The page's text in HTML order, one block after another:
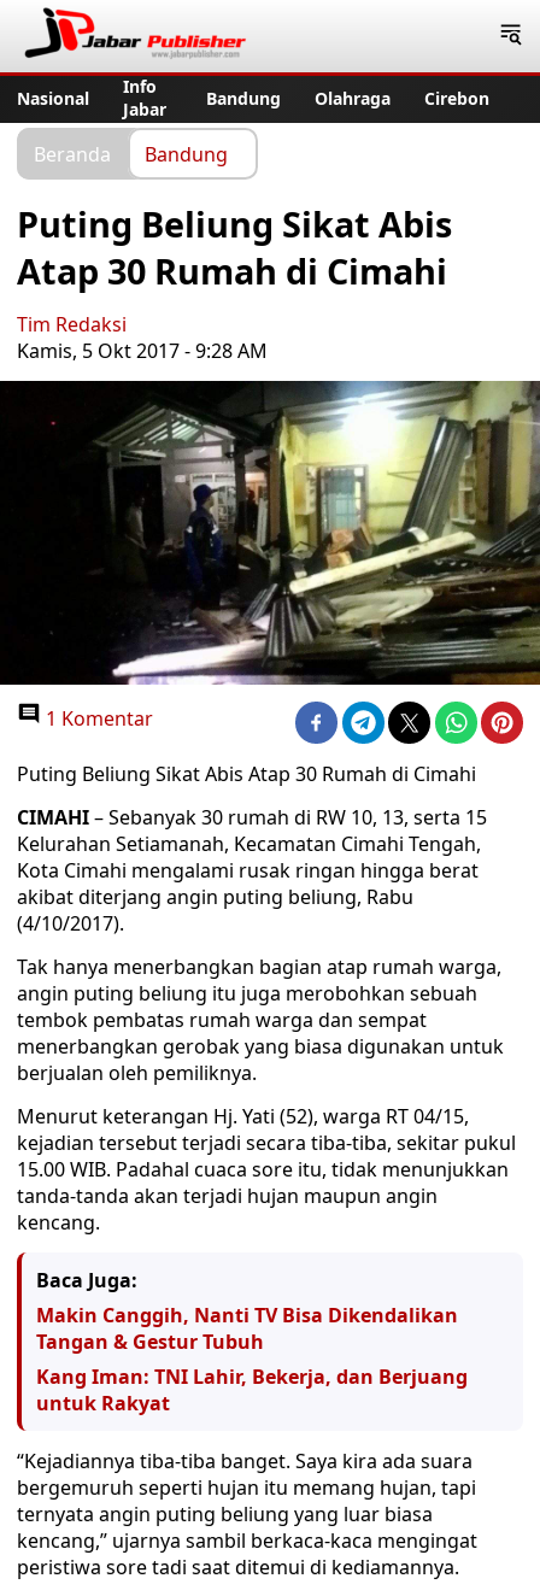
Nasional
Info
Jabar
Bandung Olahraga Cirebon
Beranda Bandung
Puting Beliung Sikat Abis
Atap 30 Rumah di Cimahi
Tim Redaksi
Kamis, 5 Okt 2017 - 9:28 AM
1 Komentar
Puting Beliung Sikat Abis Atap 30 Rumah di Cimahi
CIMAHI– Sebanyak 30 rumah di RW 10, 13, serta 15
Kelurahan Setiamanah, Kecamatan Cimahi Tengah,
Kota Cimahi mengalami rusak ringan hingga berat
akibat diterjang angin puting beliung, Rabu
(4/10/2017).
Tak hanya menerbangkan bagian atap rumah warga,
angin puting beliung itu juga merobohkan sebuah
tembok pembatas rumah warga dan sempat
menerbangkan gerobak yang biasa digunakan untuk
berjualan oleh pemiliknya.
Menurut keterangan Hj. Yati (52), warga RT 04/15,
kejadian tersebut terjadi secara tiba-tiba, sekitar pukul
15.00 WIB. Padahal cuaca sore itu, tidak menunjukkan
tanda-tanda akan terjadi hujan maupun angin
kencang.
Baca Juga:
Makin Canggih, Nanti TV Bisa Dikendalikan
Tangan & Gestur Tubuh
Kang Iman: TNI Lahir, Bekerja, dan Berjuang
untuk Rakyat
“Kejadiannya tiba-tiba banget. Saya kira ada suara
bergemuruh seperti hujan itu memang hujan, tapi
ternyata angin puting beliung yang luar biasa
kencang,” ujarnya sambil berkaca-kaca mengingat
peristiwa sore tadi saat ditemui di kediamannya.